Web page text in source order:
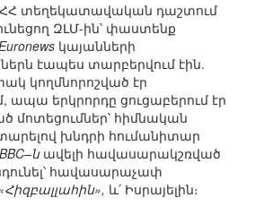
տեղեկատավական դաշտում
ԶԼՄ-ին՝ փաստենք
կայանների
էապես տարբերվում էին.
կողմնորոշված էր
ապա երկրորդը ցուցաբերում էր
մոտեցումներ՝ հիմնական
խնդրի հումանիտար
BBC–նավելի հավասարակշռված
հավասարաչափ
և՛ Իսրայելին։